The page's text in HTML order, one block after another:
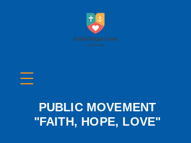
PUBLIC MOVEMENT
"FAITH, HOPE, LOVE"